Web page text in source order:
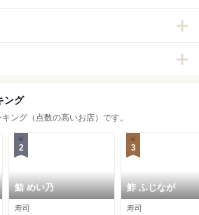
ング
ング（点数の高いお店）です。
2
鮨 めい乃
寿司
3
鮓 ふじなが
寿司